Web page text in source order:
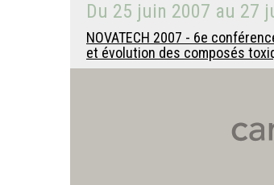
Du 25 juin 2007 au 27
NOVATECH 2007 - 6e
et évolution des composés